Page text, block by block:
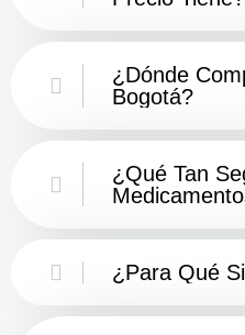
¿Dónde
Bogotá?
¿Qué Tan
¿Para Qué